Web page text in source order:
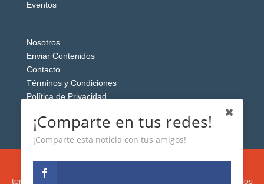
Eventos
Nosotros
Enviar Contenidos
Contacto
Términos y Condiciones
Política de Privacidad
Esta web usa cookies analíticas y publicitarias (propias y de
terceros) para analizar el tráfico y personalizar el contenido y los
¡Comparte en tus redes!
¡Comparte esta noticia con tus amigos!